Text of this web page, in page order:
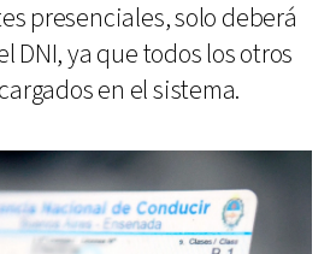
presenciales, solo deberá
DNI, ya que todos los otros
en el sistema.